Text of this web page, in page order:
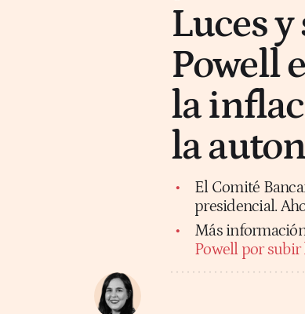
Luces
Powell
la
la
El Comité
presidencial.
Más
Powell por subir